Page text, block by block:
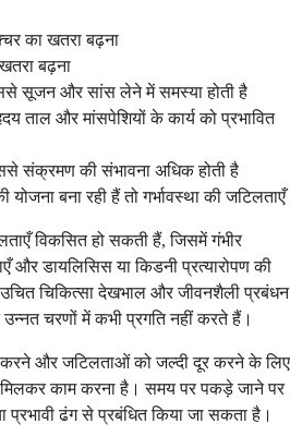
का खतरा बढ़ना
बढ़ना
सूजन और सांस लेने में समस्या होती है
ताल और मांसपेशियों के कार्य को प्रभावित
संक्रमण की संभावना अधिक होती है
बना रही हैं तो गर्भावस्था की जटिलताएँ
विकसित हो सकती हैं, जिसमें गंभीर
और डायलिसिस या किडनी प्रत्यारोपण की
चिकित्सा देखभाल और जीवनशैली प्रबंधन
चरणों में कभी प्रगति नहीं करते हैं।
करने और जटिलताओं को जल्दी दूर करने के लिए
काम करना है। समय पर पकड़े जाने पर
ढंग से प्रबंधित किया जा सकता है।